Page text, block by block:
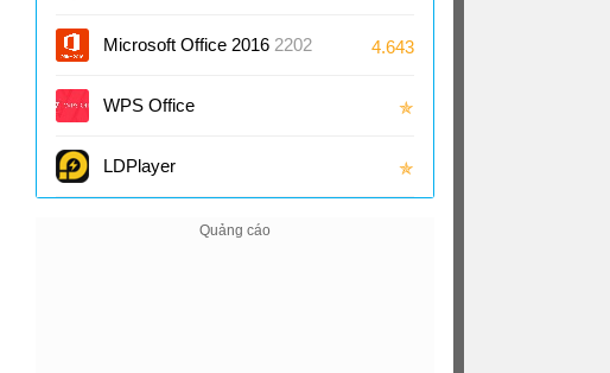
Microsoft Office 2016 2202
(16.0
4.643
WPS Office ✯
LDPlayer ✯